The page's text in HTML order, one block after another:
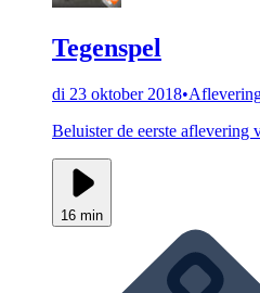
Tegenspel
di 23 oktober 2018•
Beluister de eerste aflevering
16 min